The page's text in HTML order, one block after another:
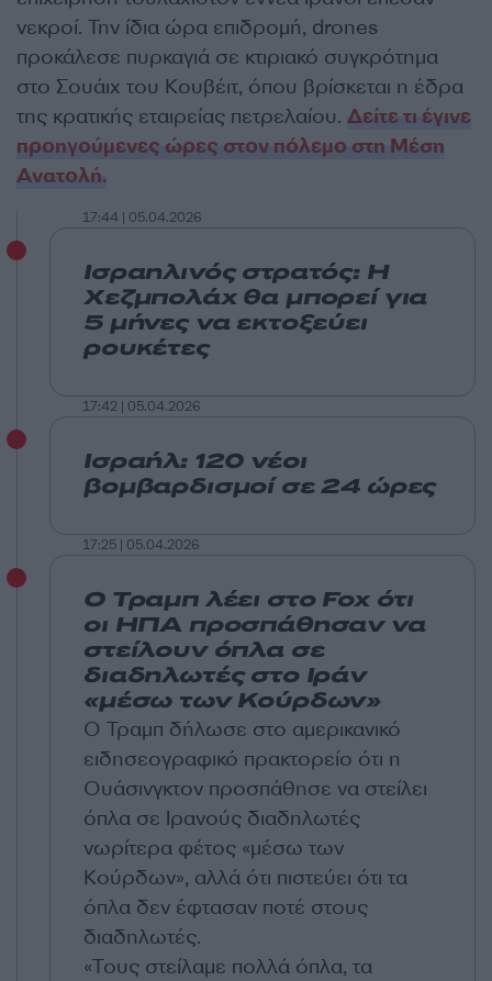
νεκροί. Την ίδια ώρα επιδρομή, drones
προκάλεσε πυρκαγιά σε κτιριακό συγκρότημα
στο Σουάιχ του Κουβέιτ, όπου βρίσκεται η έδρα
της κρατικής εταιρείας πετρελαίου. Δείτε τι έγινε
προηγούμενες ώρες στον πόλεμο στη Μέση
Ανατολή.
17:44 | 05.04.2026
Ισραηλινός στρατός: Η
Χεζμπολάχ θα μπορεί για
5 μήνες να εκτοξεύει
ρουκέτες
17:42 | 05.04.2026
Ισραήλ: 120 νέοι
βομβαρδισμοί σε 24 ώρες
17:25 | 05.04.2026
Ο Τραμπ λέει στο Fox ότι
οι ΗΠΑ προσπάθησαν να
στείλουν όπλα σε
διαδηλωτές στο Ιράν
«μέσω των Κούρδων»
Ο Τραμπ δήλωσε στο αμερικανικό
ειδησεογραφικό πρακτορείο ότι η
Ουάσινγκτον προσπάθησε να στείλει
όπλα σε Ιρανούς διαδηλωτές
νωρίτερα φέτος «μέσω των
Κούρδων», αλλά ότι πιστεύει ότι τα
όπλα δεν έφτασαν ποτέ στους
διαδηλωτές.
«Τους στείλαμε πολλά όπλα, τα